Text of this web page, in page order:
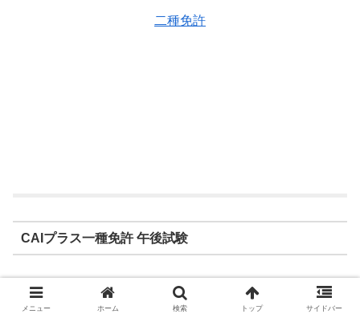
二種免許
CAIプラス一種免許 午後試験
普通免許・自二輪免許・準中型免許
メニュー ホーム 検索 トップ サイドバー